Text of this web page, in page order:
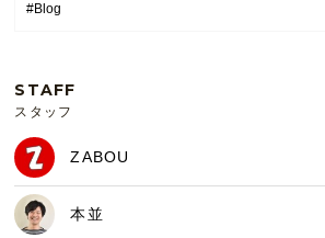
#Blog
STAFF
スタッフ
ZABOU
本並